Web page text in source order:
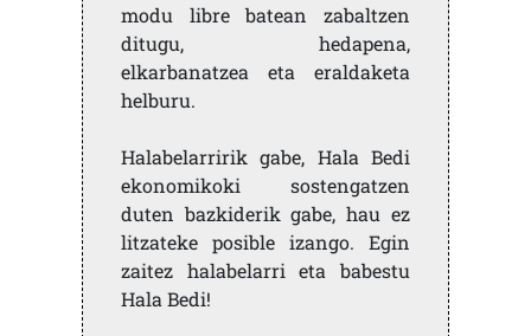
modu libre batean zabaltzen
ditugu, hedapena,
elkarbanatzea eta eraldaketa
helburu.
Halabelarririk gabe, Hala Bedi
ekonomikoki sostengatzen
duten bazkiderik gabe, hau ez
litzateke posible izango. Egin
zaitez halabelarri eta babestu
Hala Bedi!